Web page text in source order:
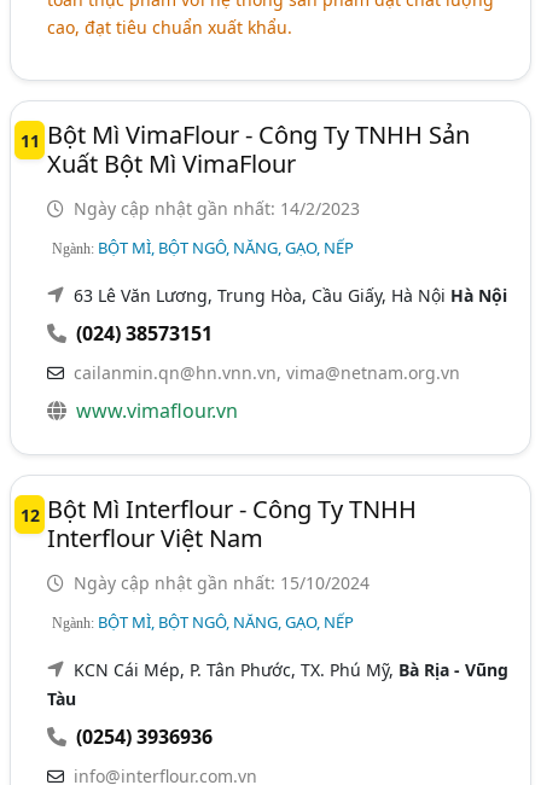
cao, đạt tiêu chuẩn xuất khẩu.
11 Bột Mì VimaFlour - Công Ty TNHH Sản
Xuất Bột Mì VimaFlour
Ngày cập nhật gần nhất: 14/2/2023
Ngành: BỘT MÌ, BỘT NGÔ, NĂNG, GẠO, NẾP
63 Lê Văn Lương, Trung Hòa, Cầu Giấy, Hà Nội Hà Nội
(024) 38573151
cailanmin.qn@hn.vnn.vn,vima@netnam.org.vn
www.vimaflour.vn
12 Bột Mì Interflour - Công Ty TNHH
Interflour Việt Nam
Ngày cập nhật gần nhất: 15/10/2024
Ngành: BỘT MÌ, BỘT NGÔ, NĂNG, GẠO, NẾP
KCN Cái Mép, P. Tân Phước, TX. Phú Mỹ, Bà Rịa - Vũng
Tàu
(0254) 3936936
info@interflour.com.vn